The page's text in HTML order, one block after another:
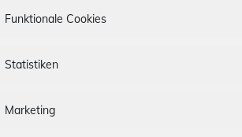
Funktionale Cookies
Statistiken
Marketing
App-AGBs